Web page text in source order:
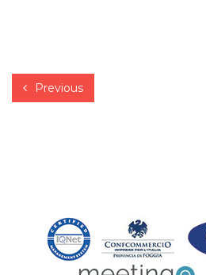
Previous